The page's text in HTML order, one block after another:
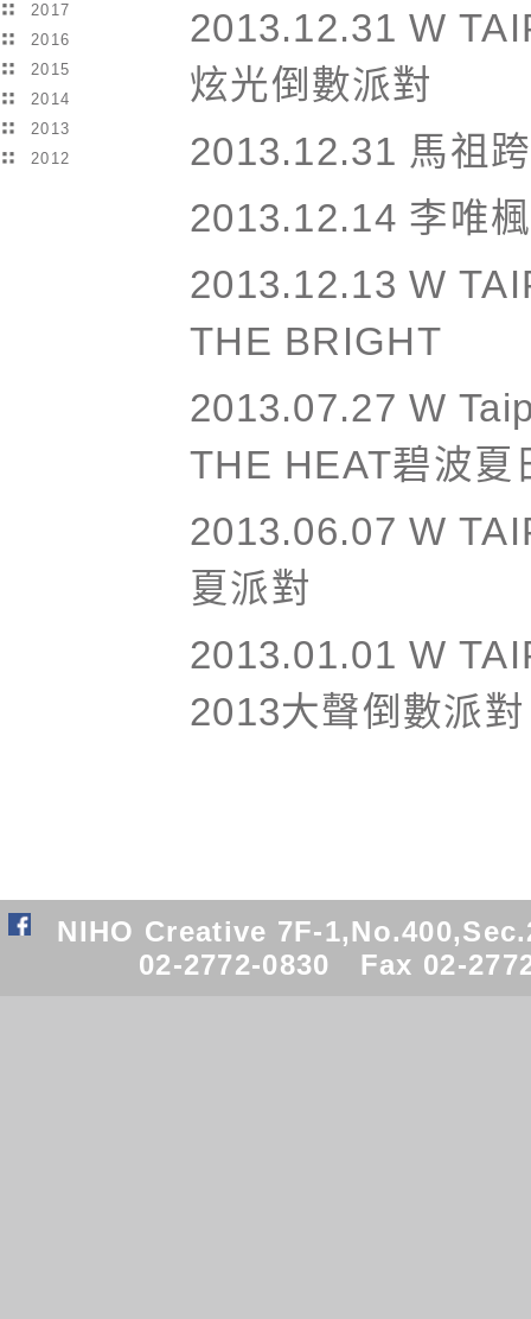
2017
2016
2015
2014
2013
2012
2013.12.31 W
炫光倒數派對
2013.12.31 馬祖
2013.12.14 李唯
2013.12.13 W
THE BRIGHT
2013.07.27 W
THE HEAT碧波夏
2013.06.07 W
夏派對
2013.01.01 W
2013大聲倒數派對
NIHO Creative 7F-
02-2772-0830 Fax 02-